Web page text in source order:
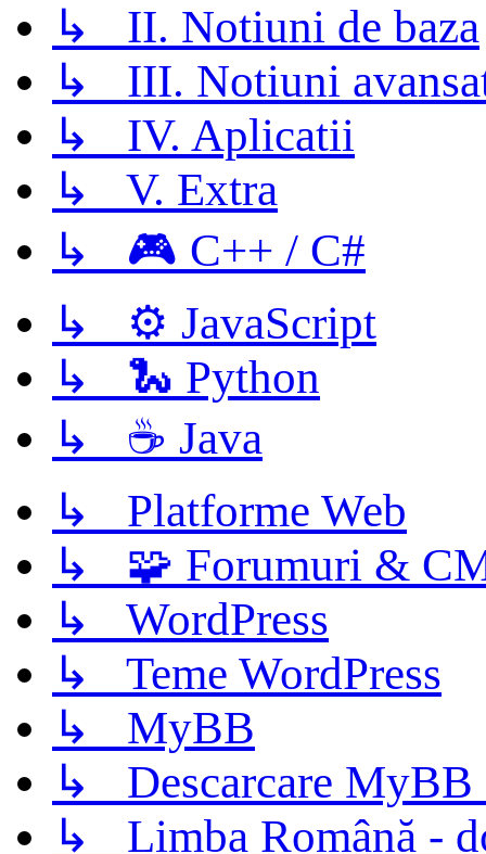
↳ II. Notiuni de baza
↳ III. Notiuni
↳ IV. Aplicatii
↳ V. Extra
↳ 🎮 C++ / C#
↳ ⚙️ JavaScript
↳ 🐍 Python
↳ ☕ Java
↳ Platforme Web
↳ 🧩 Forumuri &
↳ WordPress
↳ Teme WordPress
↳ MyBB
↳ Descarcare MyBB
↳ Limba Română -